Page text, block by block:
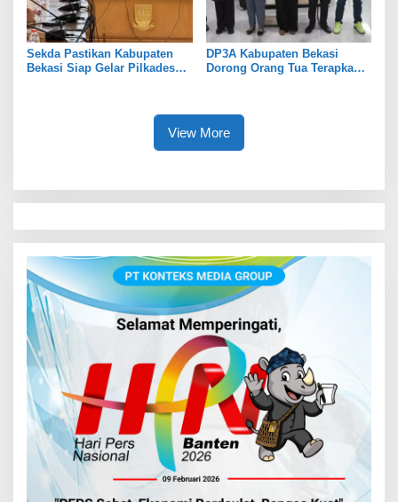
Sekda Pastikan Kabupaten
Bekasi Siap Gelar Pilkades
DP3A Kabupaten Bekasi
Dorong Orang Tua Terapkan
View More